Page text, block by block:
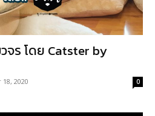
จร โดย Catster by
2020 0